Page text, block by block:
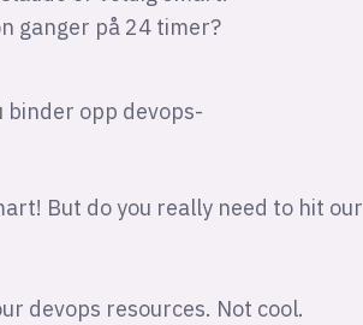
ganger på 24 timer?
opp devops-
But do you really need to hit our
devops resources. Not cool.